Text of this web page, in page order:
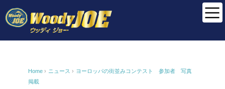
Home › ニュース › ヨーロッパの街並みコンテスト 参加者 写真
掲載